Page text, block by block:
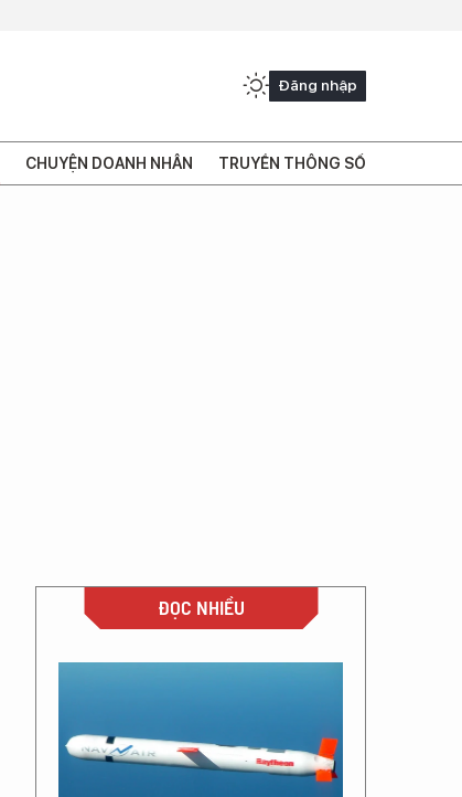
Đăng nhập
CHUYỆN DOANH NHÂN TRUYỀN THÔNG SỐ
ĐỌC NHIỀU